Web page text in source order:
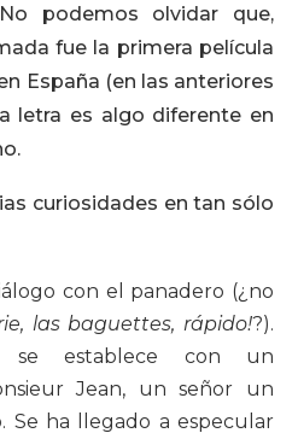
podemos olvidar que,
fue la primera película
España (en las anteriores
letra es algo diferente en
curiosidades en tan sólo
con el panadero (¿no
las baguettes, rápido!?).
establece con un
Jean, un señor un
Se ha llegado a especular